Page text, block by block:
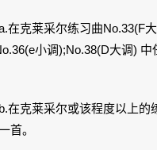
克莱采尔练习曲No.33(F大
小调);No.38(D大调) 中
克莱采尔或该程度以上的
首。